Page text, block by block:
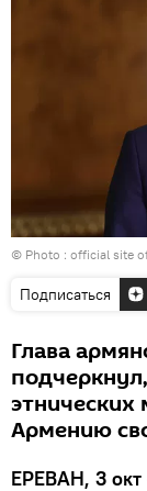
© Photo : official site
Подписаться
Глава
этнических
Армению
ЕРЕВАН, 3